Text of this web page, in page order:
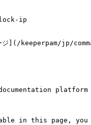
ip
ージ](/keeperpam/jp/
this page, you